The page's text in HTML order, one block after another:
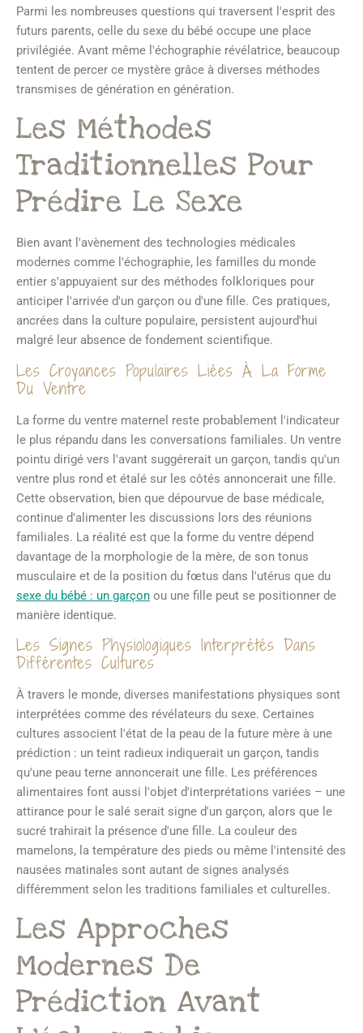
Parmi les nombreuses questions qui traversent l'esprit des
futurs parents, celle du sexe du bébé occupe une place
privilégiée. Avant même l'échographie révélatrice, beaucoup
tentent de percer ce mystère grâce à diverses méthodes
transmises de génération en génération.
Les Méthodes
Traditionnelles Pour
Prédire Le Sexe
Bien avant l'avènement des technologies médicales
modernes comme l'échographie, les familles du monde
entier s'appuyaient sur des méthodes folkloriques pour
anticiper l'arrivée d'un garçon ou d'une fille. Ces pratiques,
ancrées dans la culture populaire, persistent aujourd'hui
malgré leur absence de fondement scientifique.
Les Croyances Populaires Liées À La Forme
Du Ventre
La forme du ventre maternel reste probablement l'indicateur
le plus répandu dans les conversations familiales. Un ventre
pointu dirigé vers l'avant suggérerait un garçon, tandis qu'un
ventre plus rond et étalé sur les côtés annoncerait une fille.
Cette observation, bien que dépourvue de base médicale,
continue d'alimenter les discussions lors des réunions
familiales. La réalité est que la forme du ventre dépend
davantage de la morphologie de la mère, de son tonus
musculaire et de la position du fœtus dans l'utérus que du
sexe du bébé : un garçon ou une fille peut se positionner de
manière identique.
Les Signes Physiologiques Interprétés Dans
Différentes Cultures
À travers le monde, diverses manifestations physiques sont
interprétées comme des révélateurs du sexe. Certaines
cultures associent l'état de la peau de la future mère à une
prédiction : un teint radieux indiquerait un garçon, tandis
qu'une peau terne annoncerait une fille. Les préférences
alimentaires font aussi l'objet d'interprétations variées – une
attirance pour le salé serait signe d'un garçon, alors que le
sucré trahirait la présence d'une fille. La couleur des
mamelons, la température des pieds ou même l'intensité des
nausées matinales sont autant de signes analysés
différemment selon les traditions familiales et culturelles.
Les Approches
Modernes De
Prédiction Avant